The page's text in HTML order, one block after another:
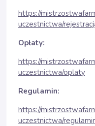
https://
uczestnictwa/
Opłaty:
https://
uczestnictwa/oplaty
Regulamin:
https://
uczestnictwa/